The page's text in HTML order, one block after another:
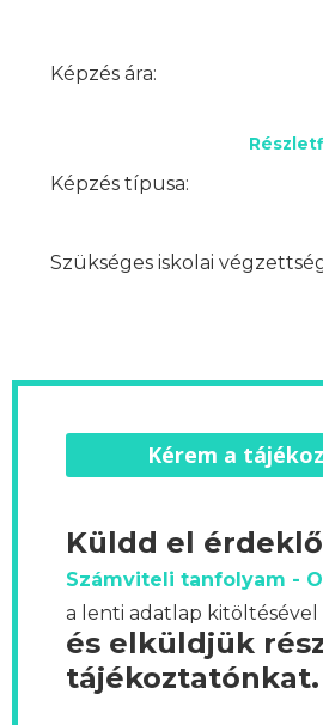
Képzés ára:
Képzés típusa:
Szükséges iskolai
Kérem a
Küldd el
Számviteli tanfolyam -
a lenti adatlap kitöltésével
és elküldjük
tájékoztatónkat.